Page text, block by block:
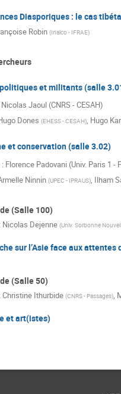
Diasporiques : le cas
Robin (Inalco - IFRAE)
et militants (salle
Nicolas Jaoul (CNRS - CESAH)
Dones (EHESS - CESAH), Hugo
et conservation (salle 3.02)
: Florence Padovani (Univ. Paris 1 -
Ninnin (UPEC - IPRAUS), Ilham
(Salle 100)
Nicolas Dejenne (Univ. Sorbonne
sur l’Asie face aux
(Salle 50)
Christine Ithurbide (CNRS - Passages),
et art(istes)